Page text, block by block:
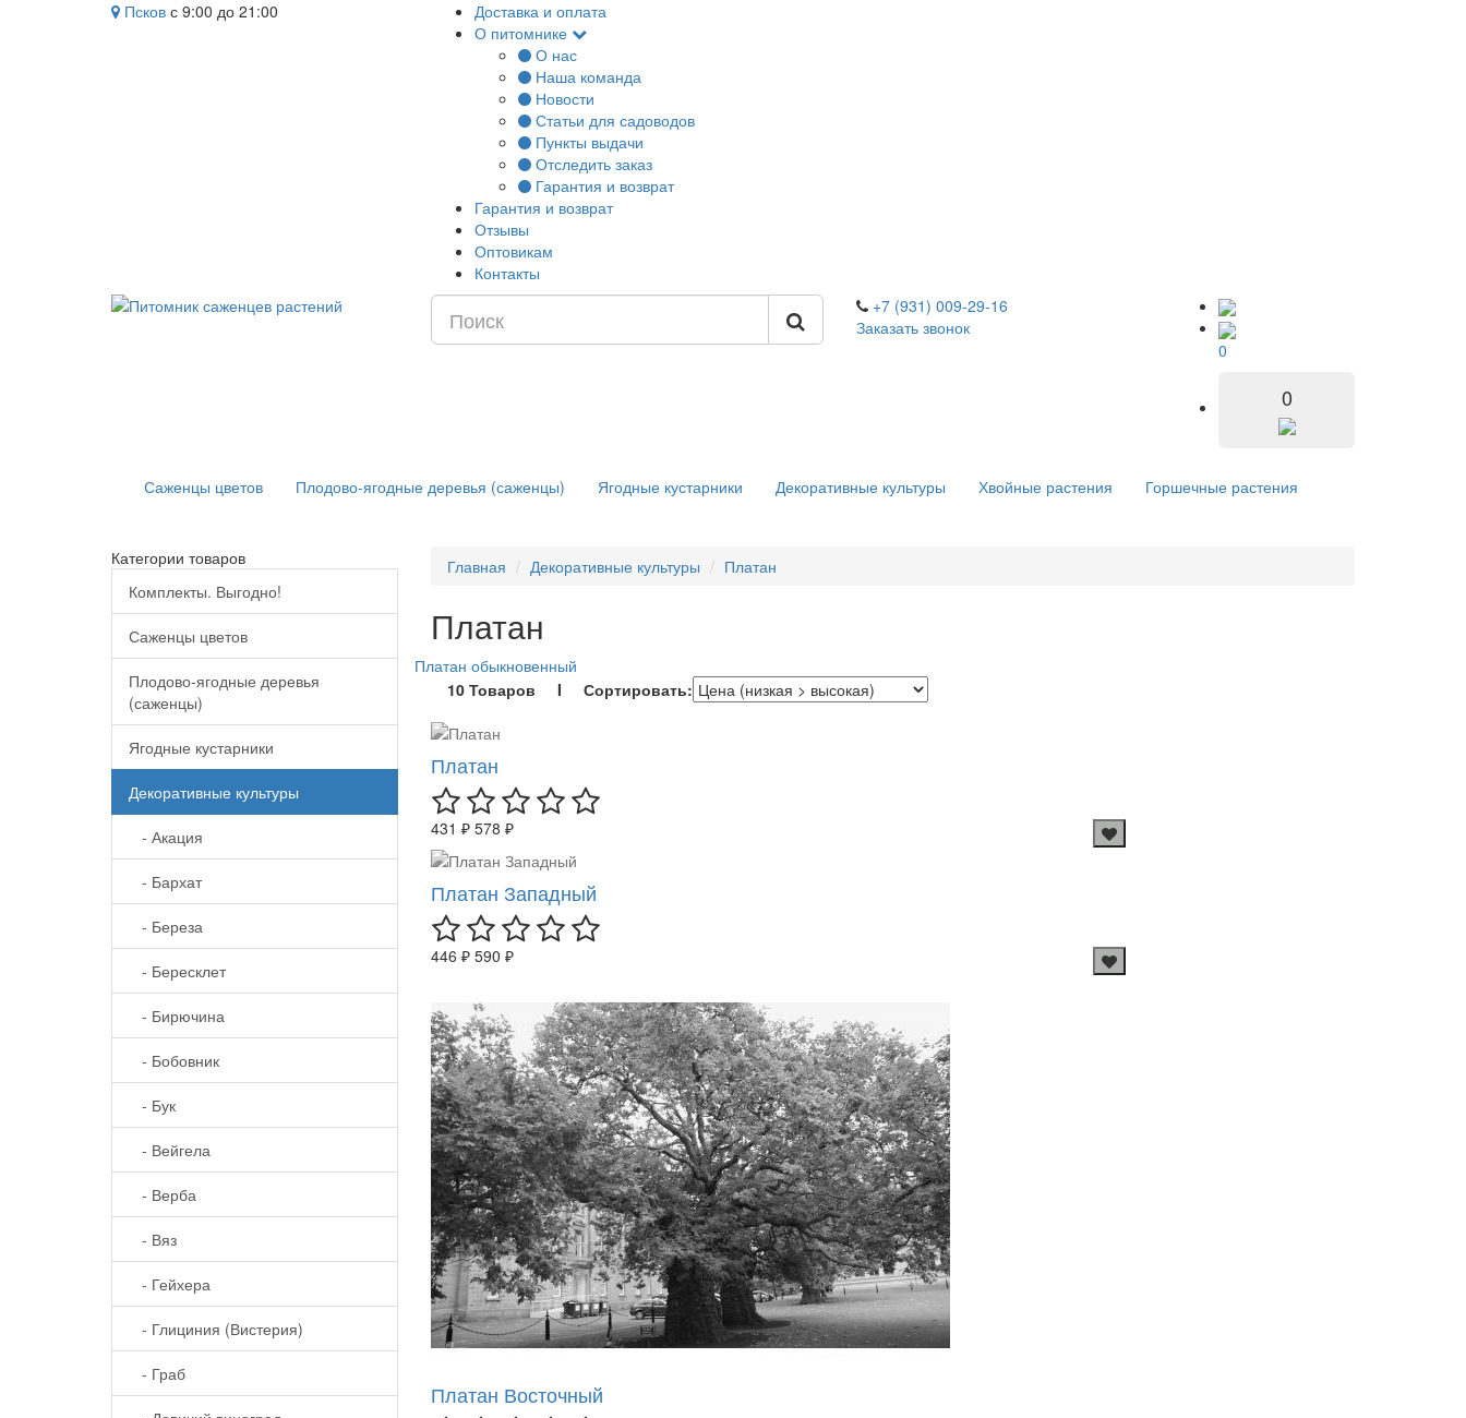
Псков с 9:00 до 21:00
Доставка и оплата
О питомнике
О нас
Наша команда
Новости
Статьи для садоводов
Пункты выдачи
Отследить заказ
Гарантия и возврат
Гарантия и возврат
Отзывы
Оптовикам
Контакты
+7 (931) 009-29-16
Заказать звонок
0
0
Саженцы цветов Плодово-ягодные деревья (саженцы) Ягодные кустарники Декоративные культуры Хвойные растения Горшечные растения
Категории товаров
Комплекты. Выгодно!
Саженцы цветов
Плодово-ягодные деревья
(саженцы)
Ягодные кустарники
Декоративные культуры
- Акация
- Бархат
- Береза
- Бересклет
- Бирючина
- Бобовник
- Бук
- Вейгела
- Верба
- Вяз
- Гейхера
- Глициния (Вистерия)
- Граб
Главная Декоративные культуры Платан
Платан
Платан обыкновенный
10 Товаров I Сортировать:
Платан
431 ₽ 578 ₽
Платан Западный
446 ₽ 590 ₽
Платан Восточный